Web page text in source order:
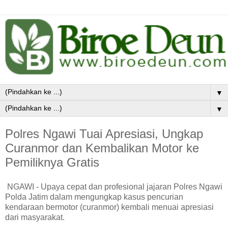
▼
▼
Polres Ngawi Tuai Apresiasi, Ungkap
Curanmor dan Kembalikan Motor ke
Pemiliknya Gratis
NGAWI - Upaya cepat dan profesional jajaran Polres Ngawi
Polda Jatim dalam mengungkap kasus pencurian
kendaraan bermotor (curanmor) kembali menuai apresiasi
dari masyarakat.